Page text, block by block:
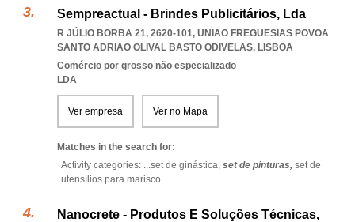
Sempreactual - Brindes Publicitários, Lda
R JÚLIO BORBA 21, 2620-101, UNIAO FREGUESIAS POVOA
SANTO ADRIAO OLIVAL BASTO ODIVELAS, LISBOA
Comércio por grosso não especializado
LDA
Ver empresa Ver no Mapa
Matches in the search for:
Activity categories: ...set de ginástica, set de pinturas, set de
utensílios para marisco...
Nanocrete - Produtos E Soluções Técnicas,